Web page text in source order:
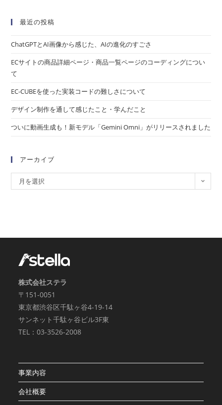
最近の投稿
ChatGPTとAI画像から感じた、AIの進化のすごさ
ECサイトの商品詳細ページ・商品一覧ページのコーディングについ
て
EC-CUBEを使った実装コードの難しさについて
デザイン制作を通して感じたこと・学んだこと
ついに動画生成も！新モデル「Gemini Omni」がリリースされました
アーカイブ
月を選択
株式会社ステラ
〒151-0051
東京都渋谷区千駄ヶ谷4-19-14
サンネット千駄ヶ谷ビル3F東
TEL：03-3526-2008
事業内容
会社概要